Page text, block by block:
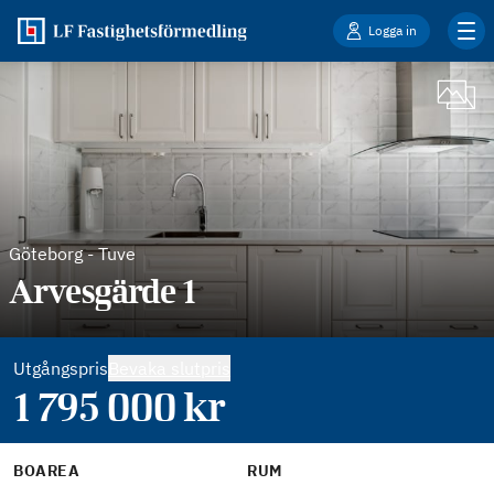
Logga in
Göteborg-Tuve
Arvesgärde 1
Utgångspris
1 795 000kr
BOAREA
RUM